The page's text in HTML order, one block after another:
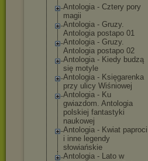
Antologia - Cztery pory
magii
Antologia - Gruzy.
Antologia postapo 01
Antologia - Gruzy.
Antologia postapo 02
Antologia - Kiedy budzą
się motyle
Antologia - Księgarenka
przy ulicy Wiśniowej
Antologia - Ku
gwiazdom. Antologia
polskiej fantastyki
naukowej
Antologia - Kwiat paproci
i inne legendy
słowiańskie
Antologia - Lato w